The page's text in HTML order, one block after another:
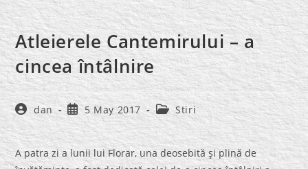
Atleierele Cantemirului – a
cincea întâlnire
Post
author:
dan
Post
published:
5 May 2017
Post
category:
Stiri
A patra zi a lunii lui Florar, una deosebită şi plină de